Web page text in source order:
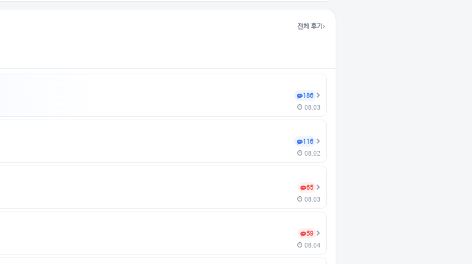
전체 후기
186
08.03
116
08.02
65
08.03
59
08.04